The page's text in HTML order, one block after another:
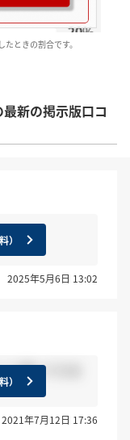
ときの割合です。
新の掲示版口コ
）
2025年5月6日 13:02
と聞いてきま
）
2021年7月12日 17:36